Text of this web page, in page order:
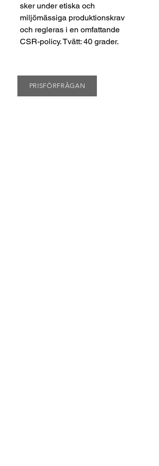
sker under etiska och
miljömässiga produktionskrav
och regleras i en omfattande
CSR-policy. Tvätt: 40 grader.
PRISFÖRFRÅGAN